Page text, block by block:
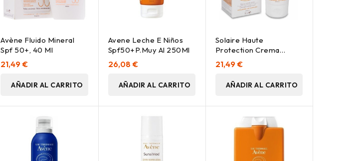
Avène Fluido Mineral
Spf 50+, 40 Ml
21,49 €
AÑADIR AL CARRITO
Avene Leche E Niños
Spf50+P.Muy Al 250Ml
26,08 €
AÑADIR AL CARRITO
Solaire Haute
Protection Crema
Mineral Spf50+ 50 Ml
21,49 €
AÑADIR AL CARRITO